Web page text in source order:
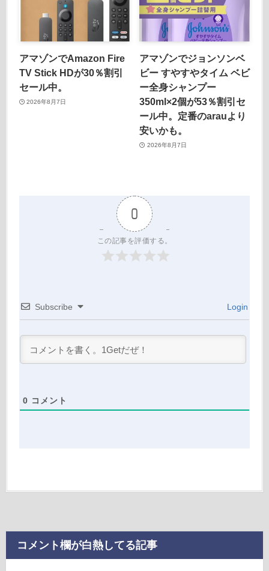
アマゾンでAmazon Fire
TV Stick HDが30％割引
セール中。
2026年8月7日
アマゾンでジョンソンベ
ビー すやすやタイム ベビ
ー全身シャンプー
350ml×2個が53％割引セ
ール中。定番のarauより
安いかも。
2026年8月7日
0
この記事を評価する。
Subscribe Login
0 コメント
コメント欄が白熱してる記事